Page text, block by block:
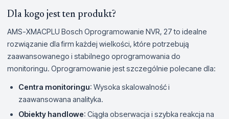
Dla kogo jest ten produkt?
AMS-XMACPLU Bosch Oprogramowanie NVR, 27 to idealne
rozwiązanie dla firm każdej wielkości, które potrzebują
zaawansowanego i stabilnego oprogramowania do
monitoringu. Oprogramowanie jest szczególnie polecane dla:
Centra monitoringu: Wysoka skalowalność i
zaawansowana analityka.
Obiekty handlowe: Ciągła obserwacja i szybka reakcja na